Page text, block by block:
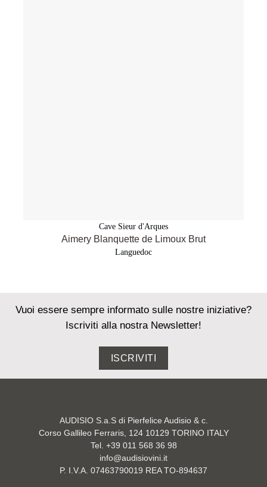
Cave Sieur d'Arques
Aimery Blanquette de Limoux Brut
Languedoc
Vuoi essere sempre informato sulle nostre iniziative?
Iscriviti alla nostra Newsletter!
ISCRIVITI
AUDISIO S.a.S di Pierfelice Audisio & c.
Corso Gallileo Ferraris, 124 10129 TORINO ITALY
Tel. +39 011 568 36 98
info@audisiovini.it
P. I.V.A. 07463790019 REA TO-894637